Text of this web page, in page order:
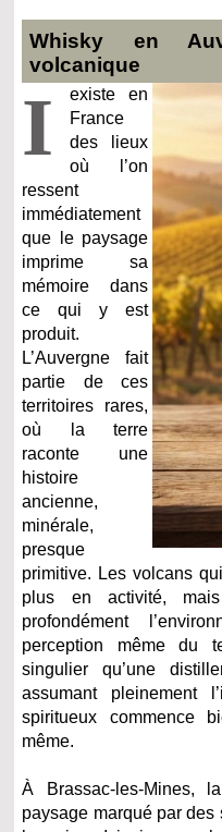
Whisky en
volcanique
I
existe en
France
des lieux
où l’on
ressent
immédiatement
que le paysage
imprime sa
mémoire dans
ce qui y est
produit.
L’Auvergne fait
partie de ces
territoires rares,
où la terre
raconte une
histoire
ancienne,
minérale,
presque
primitive. Les volcans
plus en activité, mais
profondément
perception même du
singulier qu’une
assumant pleinement
spiritueux commence
même.
À Brassac-les-Mines,
paysage marqué par des